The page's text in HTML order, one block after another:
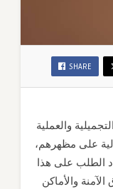
SHARE
والعملية
على مظهرهم،
الطلب على هذا
والأماكن